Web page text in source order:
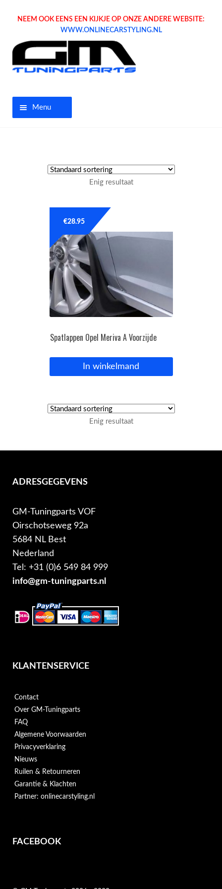
NEEM OOK EENS EEN KIJKJE OP ONZE ANDERE WEBSITE:
WWW.ONLINECARSTYLING.NL
Menu
Tuning parts
OPC Line
Bedrijfswagen parts
Inloggen / Registreren
Enig resultaat
Spatlappen Opel Meriva A Voorzijde
€28.95
In winkelmand
Enig resultaat
ADRESGEGEVENS
GM-Tuningparts VOF
Oirschotseweg 92a
5684 NL Best
Nederland
Tel: +31 (0)6 549 84 999
info@gm-tuningparts.nl
KLANTENSERVICE
Contact
Over GM-Tuningparts
FAQ
Algemene Voorwaarden
Privacyverklaring
Nieuws
Ruilen & Retourneren
Garantie & Klachten
Partner: onlinecarstyling.nl
FACEBOOK